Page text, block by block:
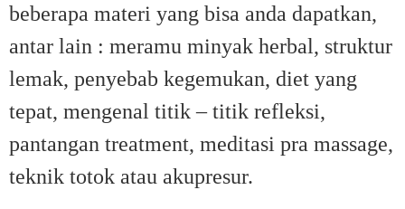
beberapa materi yang bisa anda dapatkan,
antar lain : meramu minyak herbal, struktur
lemak, penyebab kegemukan, diet yang
tepat, mengenal titik – titik refleksi,
pantangan treatment, meditasi pra massage,
teknik totok atau akupresur.